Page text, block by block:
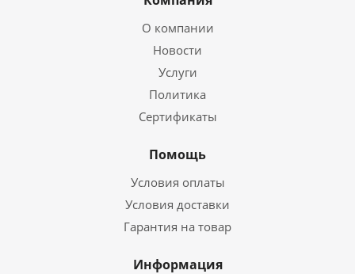
О компании
Новости
Услуги
Политика
Сертификаты
Помощь
Условия оплаты
Условия доставки
Гарантия на товар
Информация